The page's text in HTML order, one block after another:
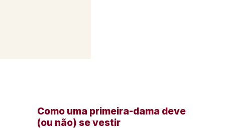
Como uma primeira-dama deve
(ou não) se vestir